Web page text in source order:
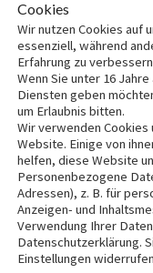
DIE
in meinem
die Idee der
deren
online über
Cookies
Wir nutzen Cookies auf
essenziell, während
Erfahrung zu
Wenn Sie unter 16
Diensten geben
um Erlaubnis bitten.
Wir verwenden Cookies
Website. Einige von
helfen, diese Website
Personenbezogene
Adressen), z. B. für
Anzeigen- und
Verwendung Ihrer
Datenschutzerklärung.
Einstellungen